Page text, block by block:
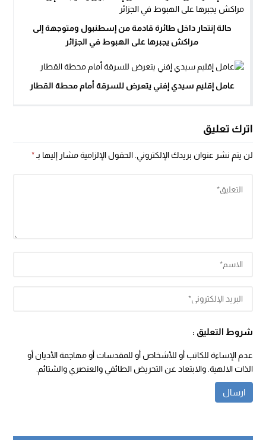
حالة إنتحار داخل طائرة قادمة من إسطنبول ومتوجهة إلى
مراكش يجبرها على الهبوط في الجزائر
عامل إقليم سيدي إفني يتعرض للسرقة أمام محطة القطار
اترك تعليق
لن يتم نشر عنوان بريدك الإلكتروني. الحقول الإلزامية مشار إليها بـ*
شروط التعليق :
عدم الإساءة للكاتب أو للأشخاص أو للمقدسات أو مهاجمة الأديان أو
الذات الالهية. والابتعاد عن التحريض الطائفي والعنصري والشتائم.